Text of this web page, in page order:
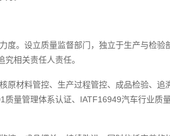
。设立质量监督部门，独立于生产与检验
相关责任人责任。
材料管控、生产过程管控、成品检验、
量管理体系认证、IATF16949汽车行业质